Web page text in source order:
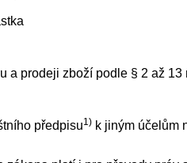
a prodeji zboží podle § 2 až 13
předpisu1) k jiným účelům